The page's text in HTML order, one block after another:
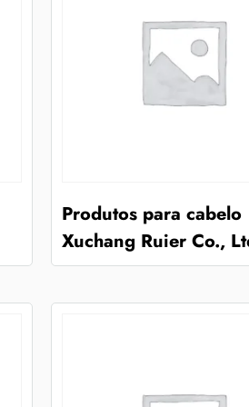
Produtos para cabelo
Xuchang Ruier Co.,